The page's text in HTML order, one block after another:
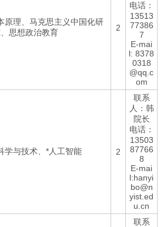
原理、马克思主义中国化研
思想政治教育
2
电话：
13513
77386
7
E-mai
l: 8378
0318
@qq.c
om
学与技术、*人工智能 2
联系
人：韩
院长
电话：
13503
87766
8
E-mai
l:hanyi
bo@n
yist.ed
u.cn
联系